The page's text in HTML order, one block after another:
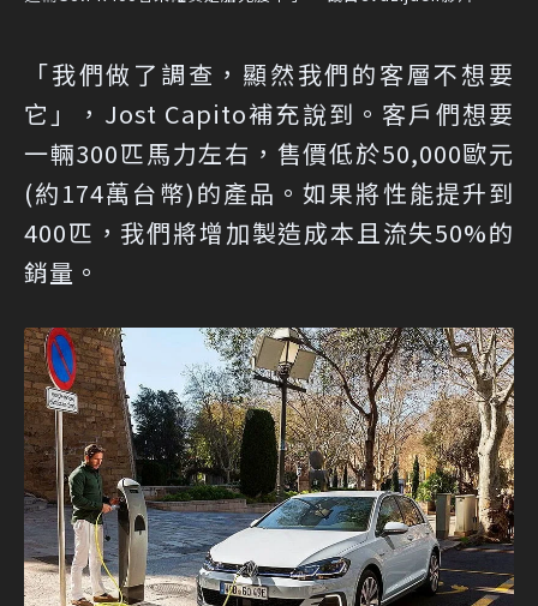
「我們做了調查，顯然我們的客層不想要
它」，Jost Capito補充說到。客戶們想要
一輛300匹馬力左右，售價低於50,000歐元
(約174萬台幣)的產品。如果將性能提升到
400匹，我們將增加製造成本且流失50%的
銷量。